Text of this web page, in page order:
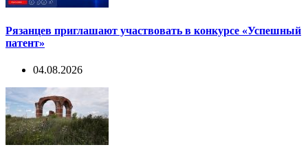
Рязанцев приглашают участвовать в конкурсе «Успешный
патент»
04.08.2026